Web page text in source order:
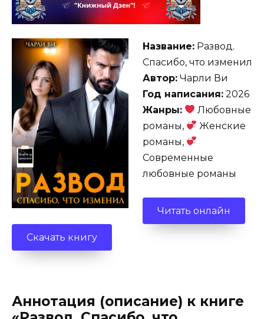
Название: Развод.
Спасибо, что изменил
Автор: Чарли Ви
Год написания: 2026
Жанры:
Любовные
романы,
Женские
романы,
Современные
любовные романы
Читать онлайн
Скачать книгу
Аннотация (описание) к книге